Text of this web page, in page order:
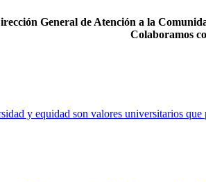
General de Atención a la
Colaboramos
y equidad son valores universitarios que